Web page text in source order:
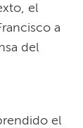
el
a
del
el